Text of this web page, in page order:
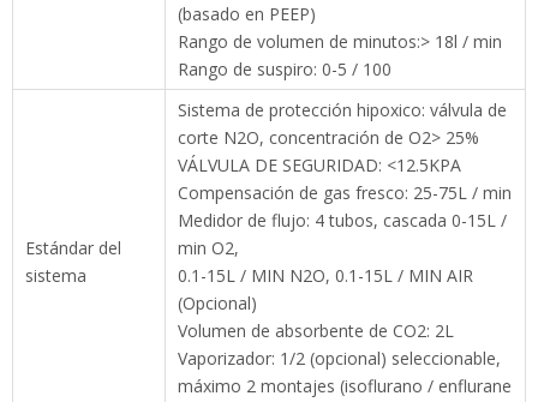
corte N2O, concentración de O2> 25%
VÁLVULA DE SEGURIDAD: <12.5KPA
Compensación de gas fresco: 25-75L / min
Medidor de flujo: 4 tubos, cascada 0-15L /
min O2,
0.1-15L / MIN N2O, 0.1-15L / MIN AIR
(Opcional)
Volumen de absorbente de CO2: 2L
Vaporizador: 1/2 (opcional) seleccionable,
máximo 2 montajes (isoflurano / enflurane /
sevoflurane / halothane)
Mostrar gráficos: formas de onda de P-T, F-
T, V-T, bucles de P-V, V-F, F-P
Tipos: VT, MV, BPM, PAW, Cumplimiento